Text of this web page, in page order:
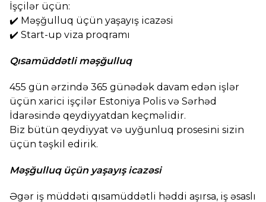
İşçilər üçün:
✔️ Məşğulluq üçün yaşayış icazəsi
✔️ Start-up viza proqramı
Qısamüddətli məşğulluq
455 gün ərzində 365 günədək davam edən işlər
üçün xarici işçilər Estoniya Polis və Sərhəd
İdarəsində qeydiyyatdan keçməlidir.
Biz bütün qeydiyyat və uyğunluq prosesini sizin
üçün təşkil edirik.
Məşğulluq üçün yaşayış icazəsi
Əgər iş müddəti qısamüddətli həddi aşırsa, iş əsaslı